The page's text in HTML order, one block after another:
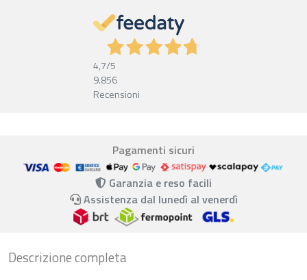
4,7/5
9.856
Recensioni
Pagamenti sicuri
Garanzia e reso facili
Assistenza dal lunedì al venerdì
Descrizione completa